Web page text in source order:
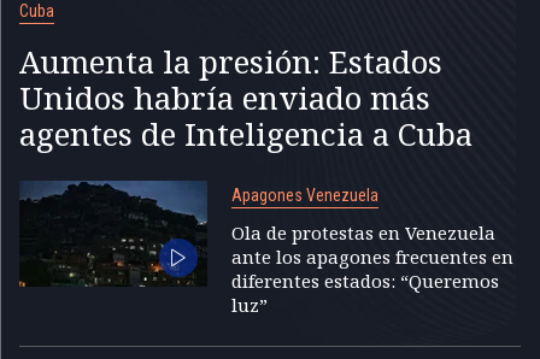
Cuba
Aumenta la presión: Estados
Unidos habría enviado más
agentes de Inteligencia a Cuba
Apagones Venezuela
Ola de protestas en Venezuela
ante los apagones frecuentes en
diferentes estados: “Queremos
luz”